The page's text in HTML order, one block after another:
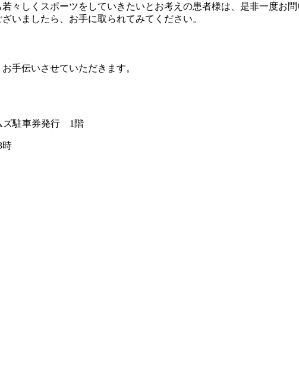
々しくスポーツをしていきたいとお考えの患者様は、是非一度お
いましたら、お手に取られてみてください。
手伝いさせていただきます。
ズ駐車券発行 1階
時